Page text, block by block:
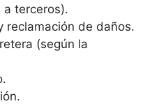
terceros).
reclamación de daños.
(según la